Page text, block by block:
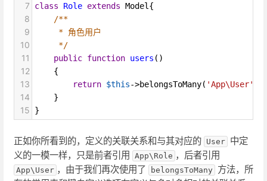
7
class Role extends Model {
8 /**
9 * 角色用户
10 */
11 public function users ()
12
    {
13 return $this->belongsToMany( 'App\User'
14
    }
15 }
正如你所看到的，定义的关联关系和与其对应的 User 中定
义的一模一样，只是前者引用
App\Role ，后者引用
App\User ，由于我们再次使用了 belongsToMany
方法，所